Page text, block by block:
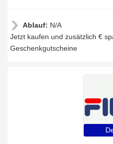
Ablauf: N/A
Jetzt kaufen und zusätzlich €
Geschenkgutscheine